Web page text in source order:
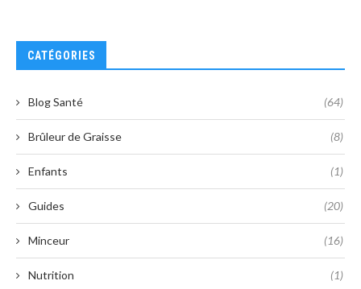
CATÉGORIES
Blog Santé (64)
Brûleur de Graisse (8)
Enfants (1)
Guides (20)
Minceur (16)
Nutrition (1)